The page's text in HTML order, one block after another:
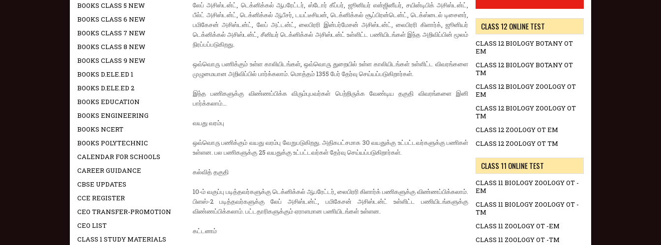
லேப் அசிஸ்டன்ட், டெக்னிக்கல் ஆபரேட்டர், ஸ்டோர் கீப்பர், ஜூனியர் என்ஜினீயர், சயின்டிபிக் அசிஸ்டன்ட்,
பீல்ட் அசிஸ்டன்ட், டெக்னிக்கல் ஆபீசர், டயட்டீசியன், டெக்னிக்கல் சூப்பிரன்டென்ட், டெக்ஸ்டைல் டிசைனர்,
பமிகேசன் அசிஸ்டன்ட், லேப் அட்டன்ட், லைபிரரி இன்பர்மேசன் அசிஸ்டன்ட், லைபிரரி கிளார்க், ஜூனியர்
டெக்னிக்கல் அசிஸ்டன்ட், சீனியர் டெக்னிக்கல் அசிஸ்டன்ட் உள்ளிட்ட பணியிடங்கள் இந்த அறிவிப்பின் மூலம்
நிரப்பப்படுகிறது.
ஒவ்வொரு பணிக்கும் உள்ள காலியிடங்கள், ஒவ்வொரு துறையில் உள்ள காலியிடங்கள் உள்ளிட்ட விவரங்களை
முழுமையான அறிவிப்பில் பார்க்கலாம். மொத்தம் 1355 பேர் தேர்வு செய்யப்படுகிறார்கள்.
இந்த பணிகளுக்கு விண்ணப்பிக்க விரும்புபவர்கள் பெற்றிருக்க வேண்டிய தகுதி விவரங்களை இனி
பார்க்கலாம்...
வயது வரம்பு
ஒவ்வொரு பணிக்கும் வயது வரம்பு வேறுபடுகிறது. அதிகபட்சமாக 30 வயதுக்கு உட்பட்டவர்களுக்கு பணிகள்
உள்ளன. பல பணிகளுக்கு 25 வயதுக்கு உட்பட்டவர்கள் தேர்வு செய்யப்படுகிறார்கள்.
கல்வித் தகுதி
10-ம் வகுப்பு படித்தவர்களுக்கு டெக்னிக்கல் ஆபரேட்டர், லைபிரரி கிளார்க் பணிகளுக்கு விண்ணப்பிக்கலாம்.
பிளஸ்-2 படித்தவர்களுக்கு லேப் அசிஸ்டன்ட், பமிகேசன் அசிஸ்டன்ட் உள்ளிட்ட பணியிடங்களுக்கு
விண்ணப்பிக்கலாம். பட்டதாரிகளுக்கும் ஏராளமான பணியிடங்கள் உள்ளன.
கட்டணம்
BOOKS CLASS 5 NEW
BOOKS CLASS 6 NEW
BOOKS CLASS 7 NEW
BOOKS CLASS 8 NEW
BOOKS CLASS 9 NEW
BOOKS D.ELE.ED 1
BOOKS D.ELE.ED 2
BOOKS EDUCATION
BOOKS ENGINEERING
BOOKS NCERT
BOOKS POLYTECHNIC
CALENDAR FOR SCHOOLS
CAREER GUIDANCE
CBSE UPDATES
CCE REGISTER
CEO TRANSFER-PROMOTION
CEO LIST
CLASS 1 STUDY MATERIALS
CLASS 12 ONLINE TEST
CLASS 12 BIOLOGY BOTANY OT
EM
CLASS 12 BIOLOGY BOTANY OT
TM
CLASS 12 BIOLOGY ZOOLOGY OT
EM
CLASS 12 BIOLOGY ZOOLOGY OT
TM
CLASS 12 ZOOLOGY OT EM
CLASS 12 ZOOLOGY OT TM
CLASS 11 ONLINE TEST
CLASS 11 BIOLOGY ZOOLOGY OT -
EM
CLASS 11 BIOLOGY ZOOLOGY OT -
TM
CLASS 11 ZOOLOGY OT -EM
CLASS 11 ZOOLOGY OT -TM